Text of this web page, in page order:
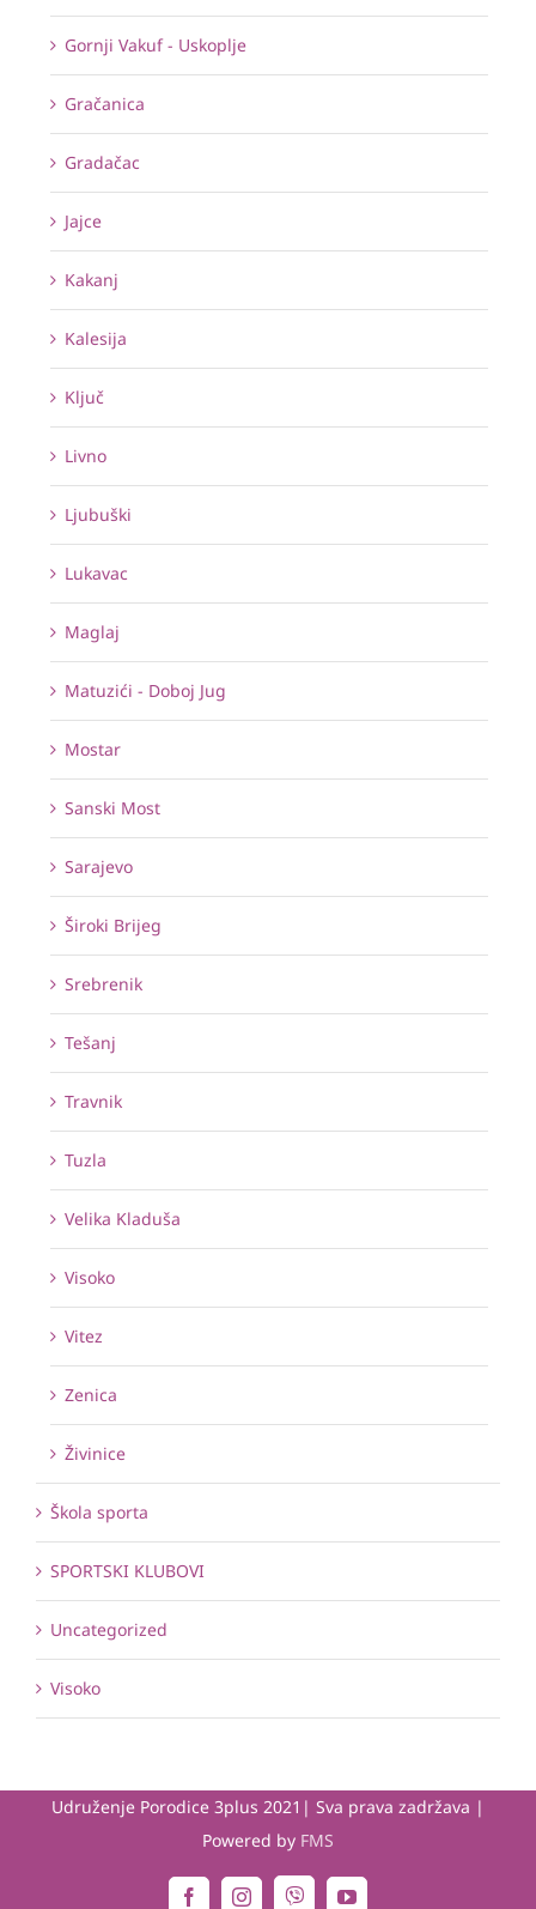
Gornji Vakuf - Uskoplje
Gračanica
Gradačac
Jajce
Kakanj
Kalesija
Ključ
Livno
Ljubuški
Lukavac
Maglaj
Matuzići - Doboj Jug
Mostar
Sanski Most
Sarajevo
Široki Brijeg
Srebrenik
Tešanj
Travnik
Tuzla
Velika Kladuša
Visoko
Vitez
Zenica
Živinice
Škola sporta
SPORTSKI KLUBOVI
Uncategorized
Visoko
Udruženje Porodice 3plus 2021| Sva prava zadržava |
Powered by FMS
Viber